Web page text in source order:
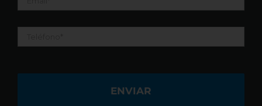
Teléfono *